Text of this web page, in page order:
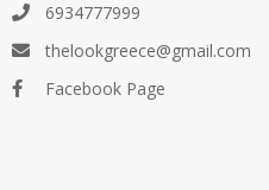
6934777999
thelookgreece@gmail.com
Facebook Page